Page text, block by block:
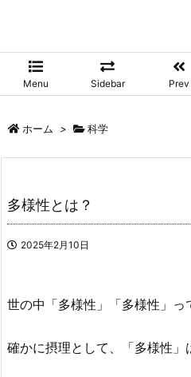
Menu Sidebar Prev
ホーム > 科学
多様性とは？
2025年2月10日
世の中「多様性」「多様性」っ
確かに摂理として、「多様性」